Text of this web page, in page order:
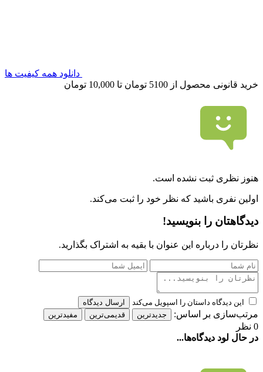
دانلود همه کیفیت ها
خرید قانونی محصول از 5100 تومان تا 10,000 تومان
هنوز نظری ثبت نشده است.
اولین نفری باشید که نظر خود را ثبت می‌کند.
دیدگاهتان را بنویسید!
نظرتان را درباره این عنوان با بقیه به اشتراک بگذارید.
این دیدگاه داستان را اسپویل می‌کند ارسال دیدگاه
مرتب‌سازی بر اساس: جدیدترین قدیمی‌ترین مفیدترین
0 نظر
در حال لود دیدگاه‌ها...